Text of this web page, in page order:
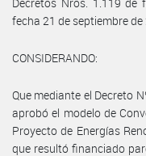
fecha 21 de septiembre de
CONSIDERANDO:
Que mediante el Decreto
aprobó el modelo de
Proyecto de Energías
que resultó financiado